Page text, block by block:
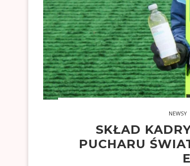
NEWSY
SKŁAD
PUCHARU